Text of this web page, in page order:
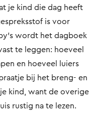
je kind die dag heeft
is voor
wordt het dagboek
te leggen: hoeveel
en hoeveel luiers
bij het breng- en
kind, want de overige
rustig na te lezen.